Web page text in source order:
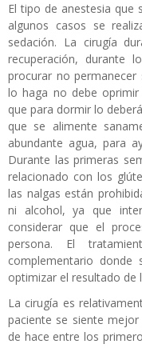
El tipo de anestesia que
algunos casos se
sedación. La cirugía
recuperación, durante
procurar no
lo haga no debe
que para dormir lo
que se alimente
abundante agua, para
Durante las primeras
relacionado con los
las nalgas están
ni alcohol, ya que
considerar que el
persona. El
complementario donde
optimizar el resultado de
La cirugía es
paciente se siente
de hace entre los